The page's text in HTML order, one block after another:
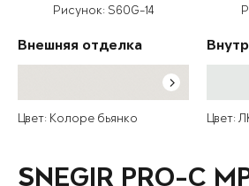
Рисунок: S60G-14
Внешняя отделка
Цвет: Колоре бьянко Цвет:
SNEGIR PRO-C